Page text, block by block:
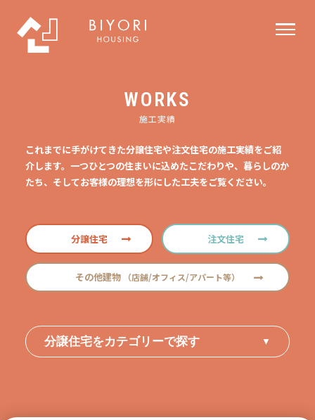
WORKS
施工実績
これまでに手がけてきた分譲住宅や注文住宅の施工実績をご紹
介します。一つひとつの住まいに込めたこだわりや、暮らしのか
たち、そしてお客様の理想を形にした工夫をご覧ください。
分譲住宅 注文住宅
その他建物 （店舗/オフィス/アパート等）
分譲住宅をカテゴリーで探す ▼